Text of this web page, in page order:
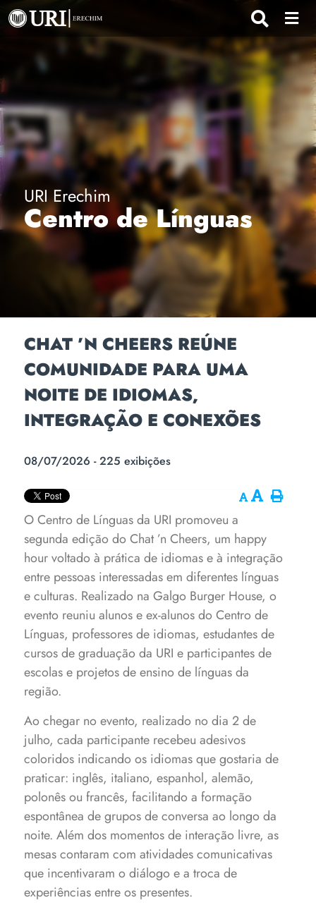
URI Erechim
Centro de Línguas
CHAT ’N CHEERS REÚNE
COMUNIDADE PARA UMA
NOITE DE IDIOMAS,
INTEGRAÇÃO E CONEXÕES
08/07/2026 - 225 exibições
O Centro de Línguas da URI promoveu a
segunda edição do Chat ’n Cheers, um happy
hour voltado à prática de idiomas e à integração
entre pessoas interessadas em diferentes línguas
e culturas. Realizado na Galgo Burger House, o
evento reuniu alunos e ex-alunos do Centro de
Línguas, professores de idiomas, estudantes de
cursos de graduação da URI e participantes de
escolas e projetos de ensino de línguas da
região.
Ao chegar no evento, realizado no dia 2 de
julho, cada participante recebeu adesivos
coloridos indicando os idiomas que gostaria de
praticar: inglês, italiano, espanhol, alemão,
polonês ou francês, facilitando a formação
espontânea de grupos de conversa ao longo da
noite. Além dos momentos de interação livre, as
mesas contaram com atividades comunicativas
que incentivaram o diálogo e a troca de
experiências entre os presentes.